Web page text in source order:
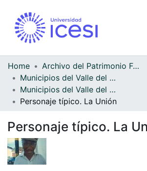
Home
Archivo del Patrimonio Fotográfico y Fílmico del Valle del Cauca
Municipios del Valle del Cauca
Municipios del Valle del Cauca
Personaje típico. La Unión
Personaje típico. La